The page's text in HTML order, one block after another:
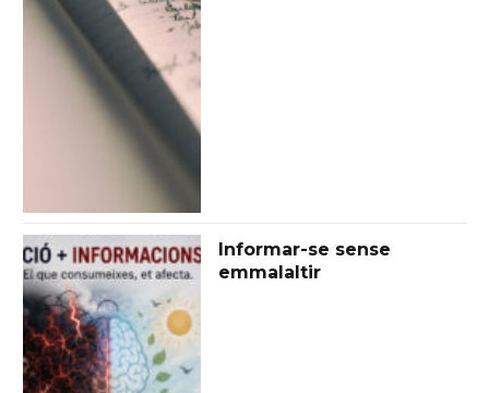
Informar-se sense
emmalaltir